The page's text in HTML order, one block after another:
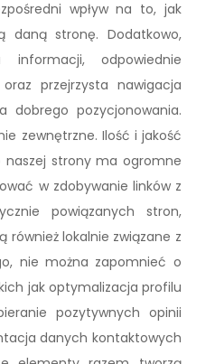
wpływ na to, jak
daną stronę. Dodatkowo,
informacji, odpowiednie
przejrzysta nawigacja
dobrego pozycjonowania.
zewnętrzne. Ilość i jakość
naszej strony ma ogromne
w zdobywanie linków z
powiązanych stron,
również lokalnie związane z
nie można zapomnieć o
jak optymalizacja profilu
pozytywnych opinii
danych kontaktowych